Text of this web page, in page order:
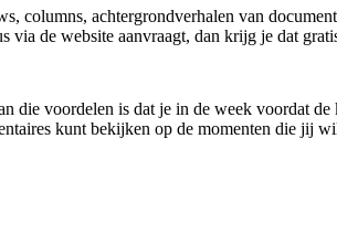
columns, achtergrondverhalen van
de website aanvraagt, dan krijg je dat
die voordelen is dat je in de week voordat
kunt bekijken op de momenten die jij